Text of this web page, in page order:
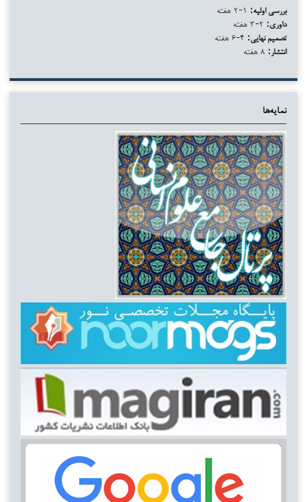
بررسی اولیه:
داوری:
تصمیم نهایی:
انتشار:
نمایه‌ها